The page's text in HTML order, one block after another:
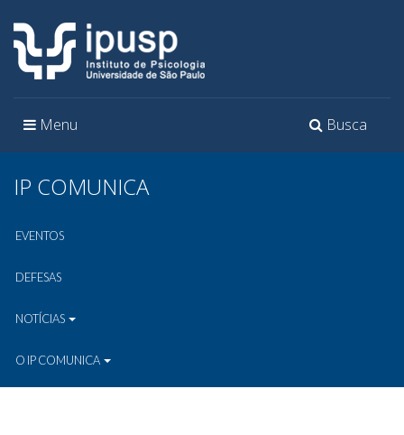
Toggle
Busca
Toggle
Menu
IP COMUNICA
EVENTOS
DEFESAS
NOTÍCIAS
O IP COMUNICA